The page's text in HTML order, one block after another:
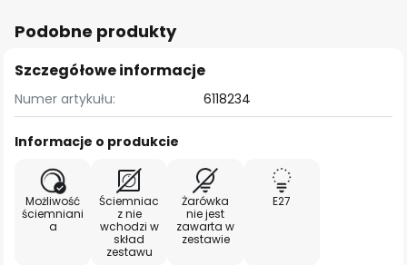
Podobne produkty
Szczegółowe informacje
Numer artykułu: 6118234
Informacje o produkcie
Możliwość
ściemniani
a
Ściemniac
z nie
wchodzi w
skład
zestawu
Żarówka
nie jest
zawarta w
zestawie
E27